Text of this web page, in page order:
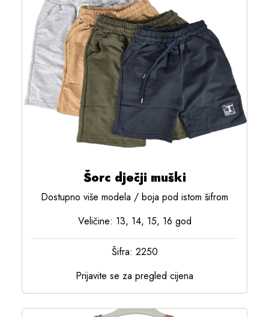
Šorc dječji muški
Dostupno više modela / boja pod istom šifrom
Veličine: 13, 14, 15, 16 god
Šifra: 2250
Prijavite se za pregled cijena